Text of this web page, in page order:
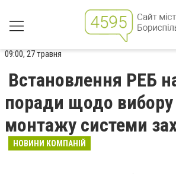
09:00, 27 травня
Встановлення РЕБ
поради щодо вибору
монтажу системи
НОВИНИ КОМПАНІЙ